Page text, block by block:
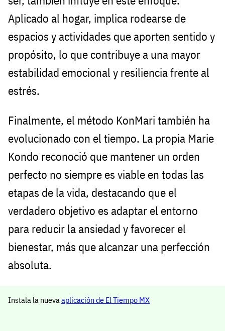
Aplicado al hogar, implica rodearse de
espacios y actividades que aporten sentido y
propósito, lo que contribuye a una mayor
estabilidad emocional y resiliencia frente al
estrés.
Finalmente, el método KonMari también ha
evolucionado con el tiempo. La propia Marie
Kondo reconoció que mantener un orden
perfecto no siempre es viable en todas las
etapas de la vida, destacando que el
verdadero objetivo es adaptar el entorno
para reducir la ansiedad y favorecer el
bienestar, más que alcanzar una perfección
absoluta.
Instala la nueva aplicación de El Tiempo MX